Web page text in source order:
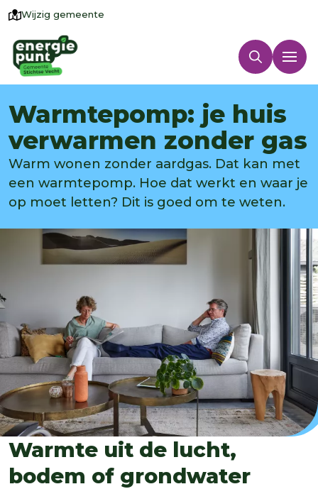
Wijzig gemeente
Warmtepomp: je huis
verwarmen zonder gas
Warm wonen zonder aardgas. Dat kan met
een warmtepomp. Hoe dat werkt en waar je
op moet letten? Dit is goed om te weten.
Warmte uit de lucht,
bodem of grondwater